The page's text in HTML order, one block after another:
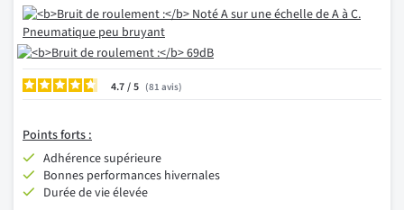
4.7/ 81 avis
Points forts :
Adhérence supérieure
Bonnes performances hivernales
Durée de vie élevée